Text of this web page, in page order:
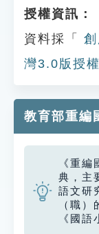
授權資訊：
資料採「
灣3.0版授
教育部重編
《重
典，主
語文研
（職
《國